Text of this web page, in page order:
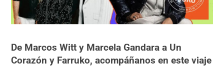
De Marcos Witt y Marcela Gandara a Un
Corazón y Farruko, acompáñanos en este viaje